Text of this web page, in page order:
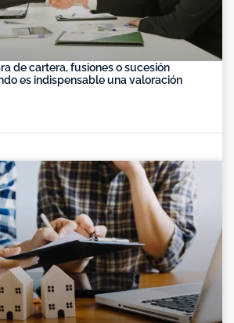
de cartera, fusiones o sucesión
es indispensable una valoración